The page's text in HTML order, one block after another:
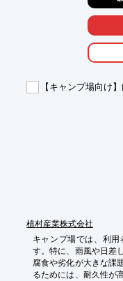
【活用シーン】
・公園の休憩所
・公共施設の外壁
【導入の効果】
【キャンプ場向け
植村産業株式会社
キャンプ場では、利
す。特に、雨風や日差
腐食や劣化が大きな課
るためには、耐久性が